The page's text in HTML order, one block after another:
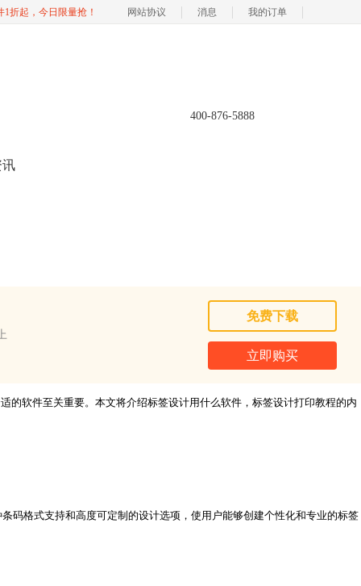
折起，今日限量抢！ 网站协议 消息 我的订单
400-876-5888
讯
免费下载
立即购买
的软件至关重要。本文将介绍标签设计用什么软件，标签设计打印教程的内
码格式支持和高度可定制的设计选项，使用户能够创建个性化和专业的标签